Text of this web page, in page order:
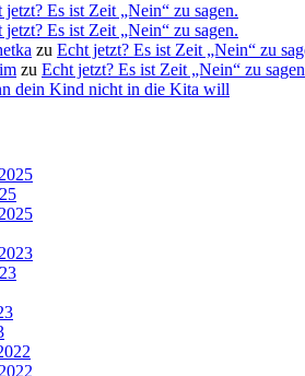
jetzt? Es ist Zeit „Nein“ zu sagen.
jetzt? Es ist Zeit „Nein“ zu sagen.
zu Echt jetzt? Es ist Zeit „Nein“ zu
zu Echt jetzt? Es ist Zeit „Nein“ zu
dein Kind nicht in die Kita will